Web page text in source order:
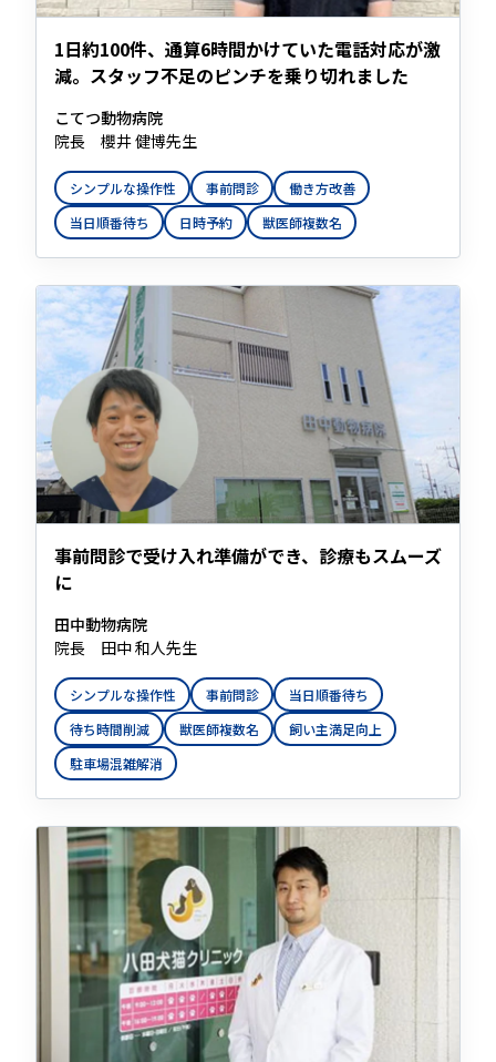
1日約100件、通算6時間かけていた電話対応が激
減。スタッフ不足のピンチを乗り切れました
こてつ動物病院
院長 櫻井 健博先生
シンプルな操作性 事前問診
働き方改善
当日順番待ち
日時予約 獣医師複数名
事前問診で受け入れ準備ができ、診療もスムーズ
に
田中動物病院
院長 田中 和人先生
シンプルな操作性 事前問診
当日順番待ち
待ち時間削減
獣医師複数名
飼い主満足向上
駐車場混雑解消